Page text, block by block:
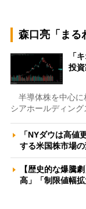
森口亮「まる
「
投
半導体株を中心に
シアホールディン
「NYダウは高
する米国株市場
【歴史的な爆騰
高」「制限値幅